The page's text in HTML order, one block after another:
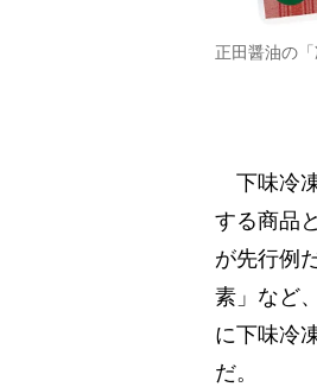
正田醤油の
下味冷
する商品
が先行例
素」など
に下味冷
だ。